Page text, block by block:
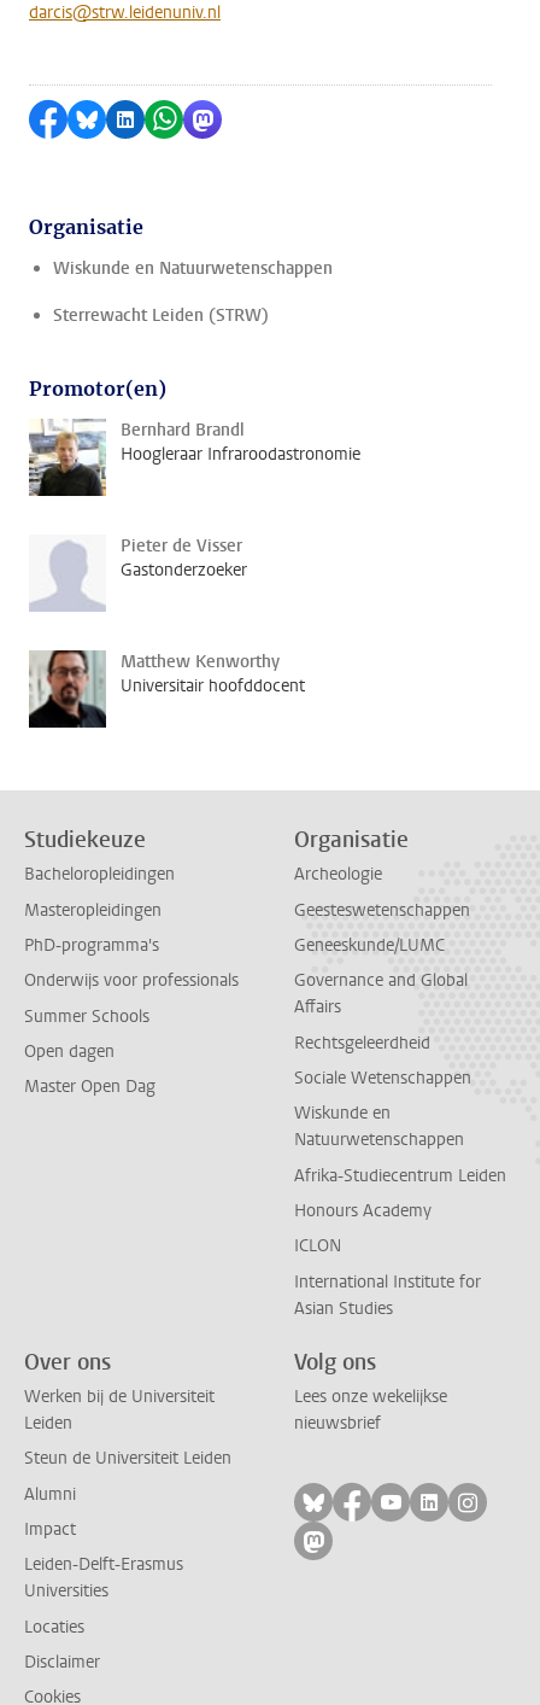
darcis@strw.leidenuniv.nl
Delen op Facebook
Delen via Bluesky
Delen op LinkedIn
Delen via WhatsApp
Delen via Mastodon
Organisatie
Wiskunde en Natuurwetenschappen
Sterrewacht Leiden (STRW)
Promotor(en)
Bernhard Brandl
Hoogleraar Infraroodastronomie
Pieter de Visser
Gastonderzoeker
Matthew Kenworthy
Universitair hoofddocent
Studiekeuze
Bacheloropleidingen
Masteropleidingen
PhD-programma's
Onderwijs voor professionals
Summer Schools
Open dagen
Master Open Dag
Organisatie
Archeologie
Geesteswetenschappen
Geneeskunde/LUMC
Governance and Global
Affairs
Rechtsgeleerdheid
Sociale Wetenschappen
Wiskunde en
Natuurwetenschappen
Afrika-Studiecentrum Leiden
Honours Academy
ICLON
International Institute for
Asian Studies
Over ons
Werken bij de Universiteit
Leiden
Steun de Universiteit Leiden
Alumni
Impact
Leiden-Delft-Erasmus
Universities
Locaties
Disclaimer
Cookies
Volg ons
Lees onze wekelijkse
nieuwsbrief
Volg ons op bluesky
Volg ons op
Volg ons op
Volg ons
Volg
Volg ons op mastodon